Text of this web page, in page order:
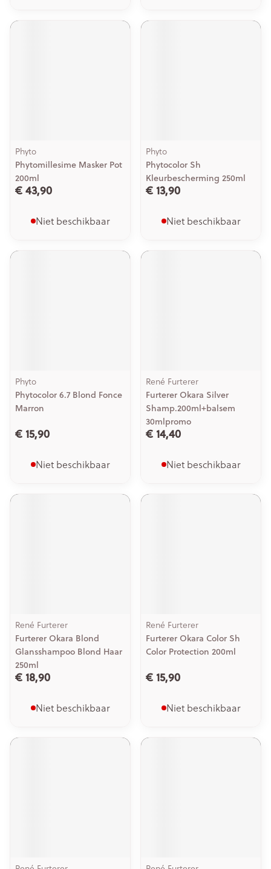
Phyto
Phytomillesime Masker Pot
200ml
€ 43,90
Niet beschikbaar
Phyto
Phytocolor Sh
Kleurbescherming 250ml
€ 13,90
Niet beschikbaar
Phyto
Phytocolor 6.7 Blond Fonce
Marron
€ 15,90
Niet beschikbaar
René Furterer
Furterer Okara Silver
Shamp.200ml+balsem
30mlpromo
€ 14,40
Niet beschikbaar
René Furterer
Furterer Okara Blond
Glansshampoo Blond Haar
250ml
€ 18,90
Niet beschikbaar
René Furterer
Furterer Okara Color Sh
Color Protection 200ml
€ 15,90
Niet beschikbaar